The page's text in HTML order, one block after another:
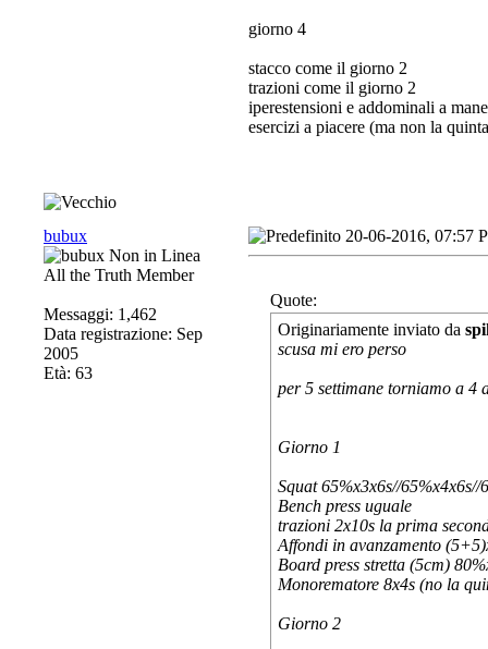
giorno 4
stacco come il giorno 2
trazioni come il giorno 2
iperestensioni e addominali a
esercizi a piacere (ma non la
bubux
All the Truth Member
Messaggi: 1,462
Data registrazione: Sep
2005
Età: 63
20-06-2016, 07:57
Quote:
Originariamente inviato da
scusa mi ero perso
per 5 settimane torniamo a 4
Giorno 1
Squat 65%x3x6s//
Bench press uguale
trazioni 2x10s la prima
Affondi in avanzamento
Board press stretta (5cm)
Monorematore 8x4s (no la
Giorno 2